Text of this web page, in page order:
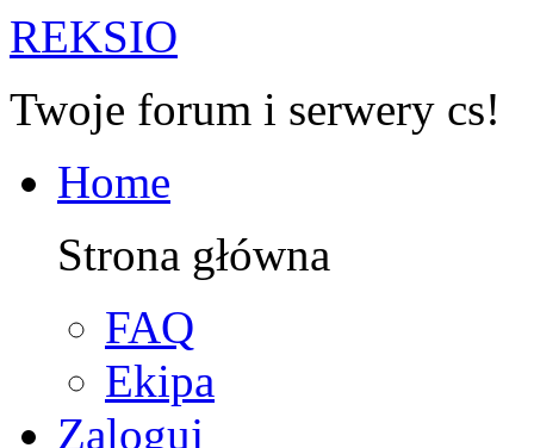
REKSIO
Twoje forum i serwery cs!
Home
Strona główna
FAQ
Ekipa
Zaloguj